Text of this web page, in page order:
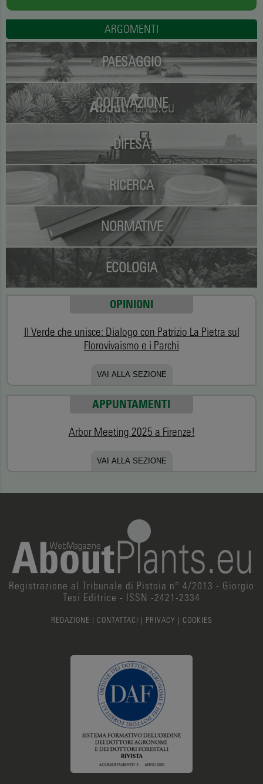
ARGOMENTI
PAESAGGIO
COLTIVAZIONE
DIFESA
RICERCA
NORMATIVE
ECOLOGIA
OPINIONI
Il Verde che unisce: Dialogo con Patrizio La Pietra sul
Florovivaismo e i Parchi
VAI ALLA SEZIONE
APPUNTAMENTI
Arbor Meeting 2025 a Firenze!
VAI ALLA SEZIONE
Registrazione al Tribunale di Pistoia n° 4/2013 - Giorgio
Tesi Editrice - ISSN -2421-2334
REDAZIONE | CONTATTACI | PRIVACY | COOKIES